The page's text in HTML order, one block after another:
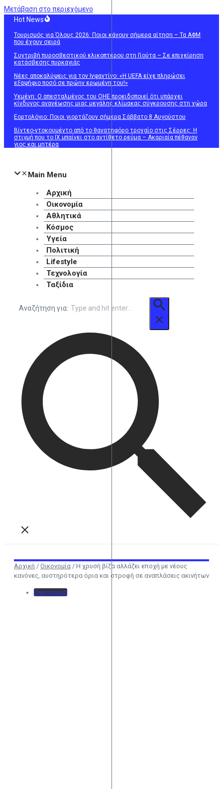
Μετάβαση στο περιεχόμενο
Hot News
Τουρισμός για Όλους 2026: Ποιοι κάνουν σήμερα αίτηση – Τα ΑΦΜ
που έχουν σειρά
Συντριβή πυροσβεστικού ελικοπτέρου στη Γιούτα – Σε επιχείρηση
κατάσβεσης πυρκαγιάς
Νέες αποκαλύψεις για τον Ινφαντίνο: «Η UEFA είχε πληρώσει
εξαψήφιο ποσό σε πρώην ερωμένη του!»
Υεμένη: Ο απεσταλμένος του ΟΗΕ προειδοποιεί ότι υπάρχει
κίνδυνος ανανέωσης μιας μεγάλης κλίμακας σύγκρουσης στη χώρα
Εορτολόγιο: Ποιοι γιορτάζουν σήμερα Σάββατο 8 Αυγούστου
Βίντεο-ντοκουμέντο από το θανατηφόρο τροχαίο στις Σέρρες: Η
στιγμή που το ΙΧ μπαίνει στο αντίθετο ρεύμα – Ακαριαία πέθαναν
γιος και μητέρα
Main Menu
Αρχική
Οικονομία
Αθλητικά
Κόσμος
Υγεία
Πολιτική
Lifestyle
Τεχνολογία
Ταξίδια
Αναζήτηση για:
Αρχική / Οικονομία / Η χρυσή βίζα αλλάζει εποχή με νέους
κανόνες, αυστηρότερα όρια και στροφή σε αναπλάσεις ακινήτων
Οικονομία